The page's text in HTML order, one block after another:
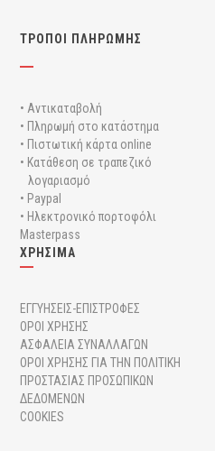
ΤΡΟΠΟΙ ΠΛΗΡΩΜΗΣ
• Αντικαταβολή
• Πληρωμή στο κατάστημα
• Πιστωτική κάρτα online
• Κατάθεση σε τραπεζικό
λογαριασμό
• Paypal
• Ηλεκτρονικό πορτοφόλι
Masterpass
ΧΡΗΣΙΜΑ
ΕΓΓΥΗΣΕΙΣ-ΕΠΙΣΤΡΟΦΕΣ
ΟΡΟΙ ΧΡΗΣΗΣ
ΑΣΦΑΛΕΙΑ ΣΥΝΑΛΛΑΓΩΝ
ΟΡΟΙ ΧΡΗΣΗΣ ΓΙΑ ΤΗΝ ΠΟΛΙΤΙΚΗ
ΠΡΟΣΤΑΣΙΑΣ ΠΡΟΣΩΠΙΚΩΝ
ΔΕΔΟΜΕΝΩΝ
COOKIES